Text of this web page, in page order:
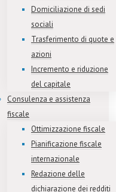
Domiciliazione di sedi
sociali
Trasferimento di quote e
azioni
Incremento e riduzione
del capitale
Consulenza e assistenza
fiscale
Ottimizzazione fiscale
Pianificazione fiscale
internazionale
Redazione delle
dichiarazione dei redditi